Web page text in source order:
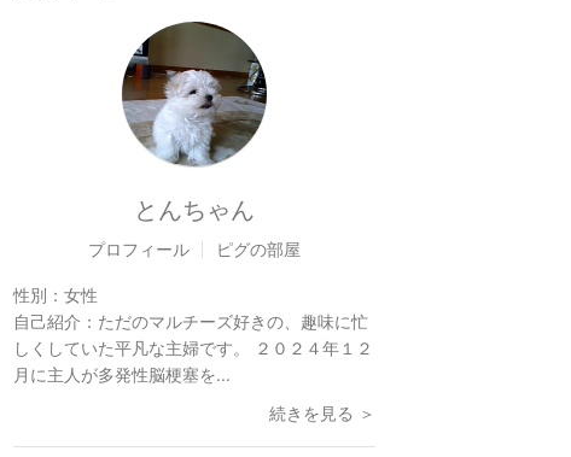
とんちゃん
プロフィール ピグの部屋
性別： 女性
自己紹介： ただのマルチーズ好きの、趣味に忙
しくしていた平凡な主婦です。 ２０２４年１２
月に主人が多発性脳梗塞を...
続きを見る ＞